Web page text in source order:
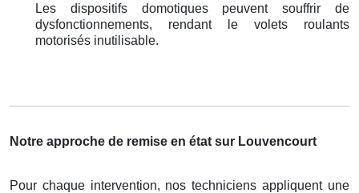
Les dispositifs domotiques peuvent souffrir de
dysfonctionnements, rendant le volets roulants
motorisés inutilisable.
Notre approche de remise en état sur Louvencourt
Pour chaque intervention, nos techniciens appliquent une